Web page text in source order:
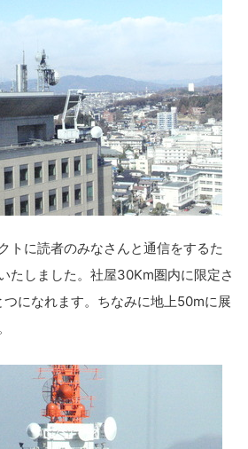
トに読者のみなさんと通信をするた
たしました。社屋30Km圏内に限定さ
になれます。ちなみに地上50mに展